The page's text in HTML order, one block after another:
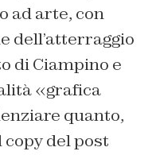
ad arte, con
dell’atterraggio
di Ciampino e
«grafica
quanto,
del post